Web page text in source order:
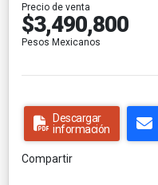
Precio de venta
$3,490,800
Pesos Mexicanos
Descargar
información
Compartir